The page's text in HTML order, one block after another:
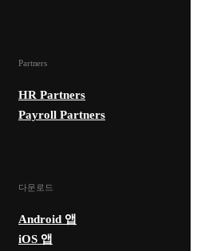
Partners
HR Partners
Payroll Partners
다운로드
Android 앱
iOS 앱